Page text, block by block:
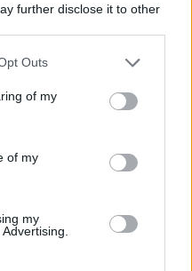
further disclose it to other
Outs
of my
of my
my
vartotojai.
vartotojų
komentaruose!